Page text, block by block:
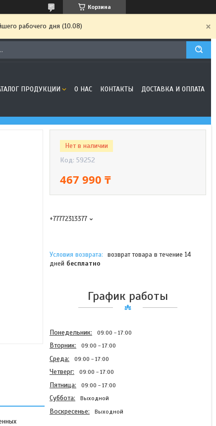
Корзина
рабочего дня (10.08)
ПРОДУКЦИИ О НАС КОНТАКТЫ ДОСТАВКА И ОПЛАТА
Нет в наличии
Код: 59252
467 990 ₸
+77772313377
возврат товара в течение 14
дней бесплатно
График работы
Понедельник 09:00 17:00
Вторник 09:00 17:00
Среда 09:00 17:00
Четверг 09:00 17:00
Пятница 09:00 17:00
Суббота Выходной
Воскресенье Выходной